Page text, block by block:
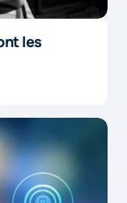
les